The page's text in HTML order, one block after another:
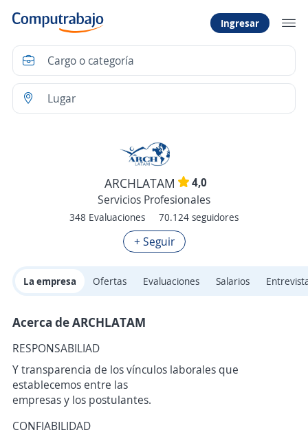
Ingresar
ARCHLATAM
4,0
Servicios Profesionales
348 Evaluaciones 70.124 seguidores
+ Seguir
La empresa Ofertas Evaluaciones Salarios
Acerca de ARCHLATAM
RESPONSABILIAD
Y transparencia de los vínculos laborales que
establecemos entre las
empresas y los postulantes.
CONFIABILIDAD